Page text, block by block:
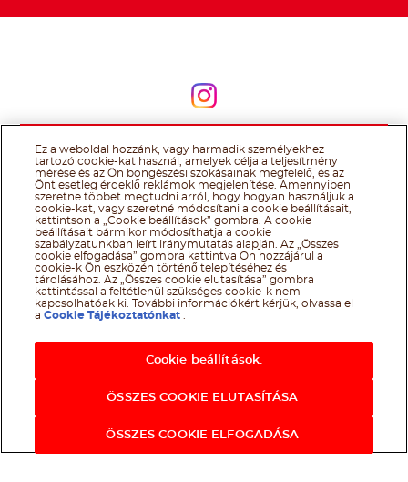
Kövessen
@Ferrero 2026 All rights reserved.
Nutella® cookie tájékoztató
Felhasználás Feltételei
Technikai információk Impresszum
Ferrero
adatkezelési tájékoztató
Ez a weboldal hozzánk, vagy harmadik személyekhez
tartozó cookie-kat használ, amelyek célja a teljesítmény
mérése és az Ön böngészési szokásainak megfelelő, és az
Önt esetleg érdeklő reklámok megjelenítése. Amennyiben
szeretne többet megtudni arról, hogy hogyan használjuk a
cookie-kat, vagy szeretné módosítani a cookie beállításait,
kattintson a „Cookie beállítások” gombra. A cookie
beállításait bármikor módosíthatja a cookie
szabályzatunkban leírt iránymutatás alapján. Az „Összes
cookie elfogadása” gombra kattintva Ön hozzájárul a
cookie-k Ön eszközén történő telepítéséhez és
tárolásához. Az „Összes cookie elutasítása” gombra
kattintással a feltétlenül szükséges cookie-k nem
kapcsolhatóak ki. További információkért kérjük, olvassa el
aCookie Tájékoztatónkat
Cookie beállítások.
ÖSSZES COOKIE ELUTASÍTÁSA
ÖSSZES COOKIE ELFOGADÁSA